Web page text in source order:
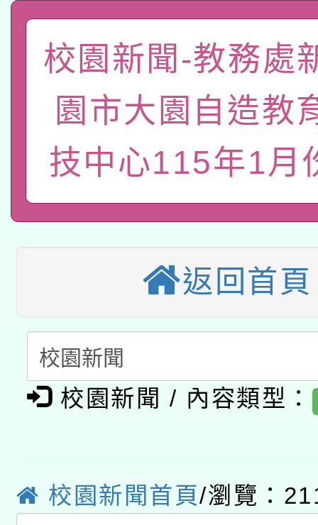
一案。
答一案
人員健康講座「吃得安
心」，鼓勵退休同仁踴
案。
本校115學年度第2次
招)
適應運動共學行動站研
本館辦理115年度閱讀
暨閱讀推動專業研習
科技賦能─人工智慧
本校115學年度第1次
第3次招考甄選結果公
本校115學年度第2次
次招考甄選結果公告(
有關原住民族委員會
公告之原住民族歲時祭
一案。
兒童少年暑期犯罪預防
答一案
有關本府115年70歲以
人員健康講座「吃得安
案。
本校115學年度第2次
招)
暨閱讀推動專業研習
科技賦能─人工智慧
校園新聞-教務處
園市大園自造教
技中心115年1月
返回首頁
校園新聞 / 內容類型：
校園新聞首頁/瀏覽：